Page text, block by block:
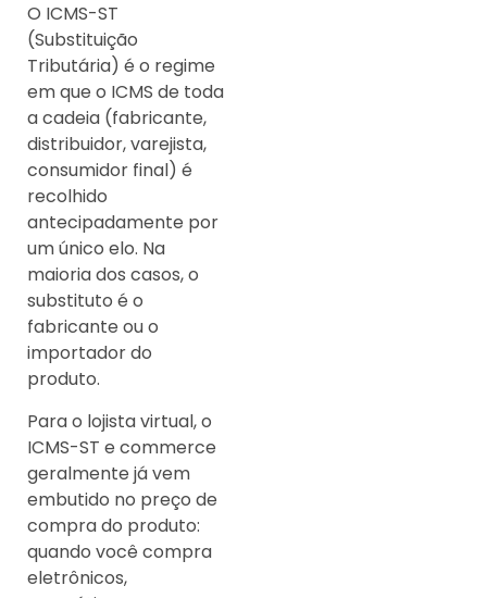
O ICMS-ST
(Substituição
Tributária) é o regime
em que o ICMS de toda
a cadeia (fabricante,
distribuidor, varejista,
consumidor final) é
recolhido
antecipadamente por
um único elo. Na
maioria dos casos, o
substituto é o
fabricante ou o
importador do
produto.
Para o lojista virtual, o
ICMS-ST e commerce
geralmente já vem
embutido no preço de
compra do produto:
quando você compra
eletrônicos,